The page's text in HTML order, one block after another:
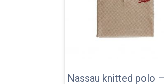
Nassau knitted polo